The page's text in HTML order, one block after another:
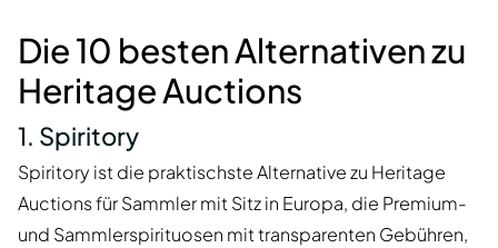
Die 10 besten Alternativen zu
Heritage Auctions
1. Spiritory
Spiritory ist die praktischste Alternative zu Heritage
Auctions für Sammler mit Sitz in Europa, die Premium-
und Sammlerspirituosen mit transparenten Gebühren,